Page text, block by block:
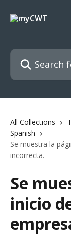
Search for
All Collections
Spanish
Se muestra la
incorrecta.
Se
inicio